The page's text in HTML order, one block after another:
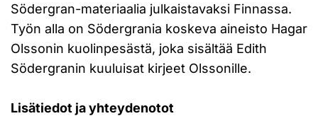
Södergran-materiaalia julkaistavaksi Finnassa.
Työn alla on Södergrania koskeva aineisto Hagar
Olssonin kuolinpesästä, joka sisältää Edith
Södergranin kuuluisat kirjeet Olssonille.
Lisätiedot ja yhteydenotot